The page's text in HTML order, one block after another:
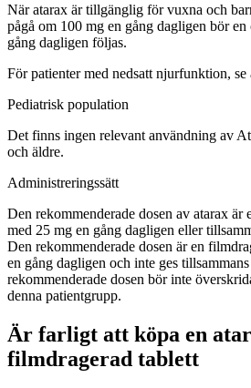
När atarax är tillgänglig för vuxna och
pågå om 100 mg en gång dagligen bör
gång dagligen följas.
För patienter med nedsatt njurfunktion, se
Pediatrisk population
Det finns ingen relevant användning av
och äldre.
Administreringssätt
Den rekommenderade dosen av atarax är
med 25 mg en gång dagligen eller
Den rekommenderade dosen är en
en gång dagligen och inte ges
rekommenderade dosen bör inte
denna patientgrupp.
Är farligt att köpa en
filmdragerad tablett